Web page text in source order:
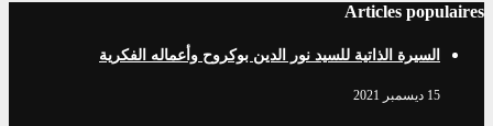
Articles populaires
السيرة الذاتية للسيد نور الدين بوكروح وأعماله الفكرية
15 ديسمبر 2021